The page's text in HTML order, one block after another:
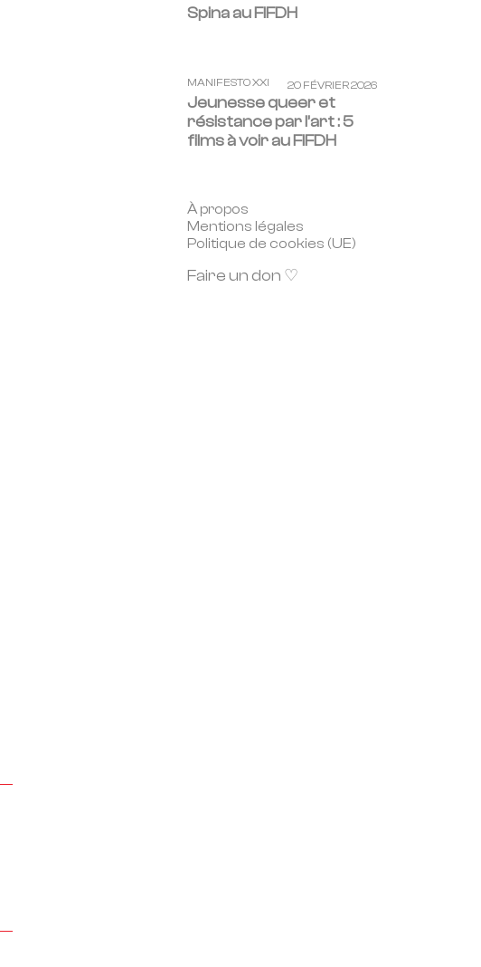
Spina au FIFDH
MANIFESTO XXI 20 FÉVRIER 2026
Jeunesse queer et
résistance par l’art : 5
films à voir au FIFDH
À propos
Mentions légales
Politique de cookies (UE)
Faire un don ♡